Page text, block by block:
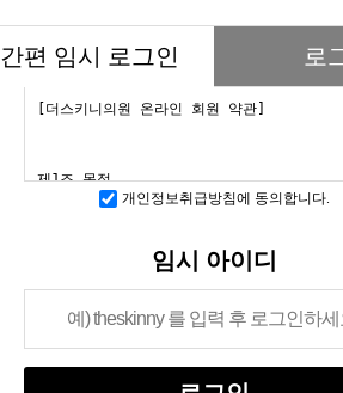
간편 임시 로그인 로
개인정보취급방침에 동의합니다.
임시 아이디